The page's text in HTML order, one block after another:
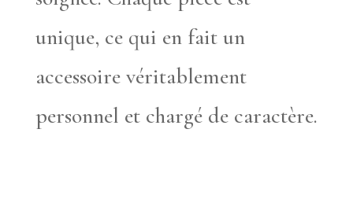
unique, ce qui en fait un
accessoire véritablement
personnel et chargé de caractère.